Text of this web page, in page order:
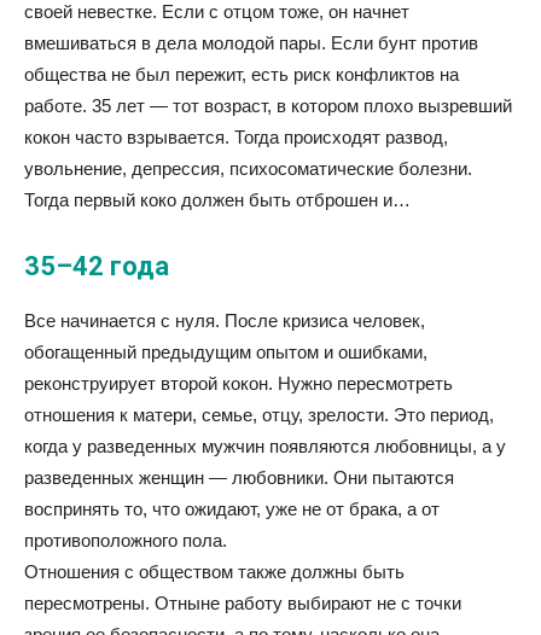
своей невестке. Если с отцом тоже, он начнет
вмешиваться в дела молодой пары. Если бунт против
общества не был пережит, есть риск конфликтов на
работе. 35 лет — тот возраст, в котором плохо вызревший
кокон часто взрывается. Тогда происходят развод,
увольнение, депрессия, психосоматические болезни.
Тогда первый коко должен быть отброшен и…
35–42 года
Все начинается с нуля. После кризиса человек,
обогащенный предыдущим опытом и ошибками,
реконструирует второй кокон. Нужно пересмотреть
отношения к матери, семье, отцу, зрелости. Это период,
когда у разведенных мужчин появляются любовницы, а у
разведенных женщин — любовники. Они пытаются
воспринять то, что ожидают, уже не от брака, а от
противоположного пола.
Отношения с обществом также должны быть
пересмотрены. Отныне работу выбирают не с точки